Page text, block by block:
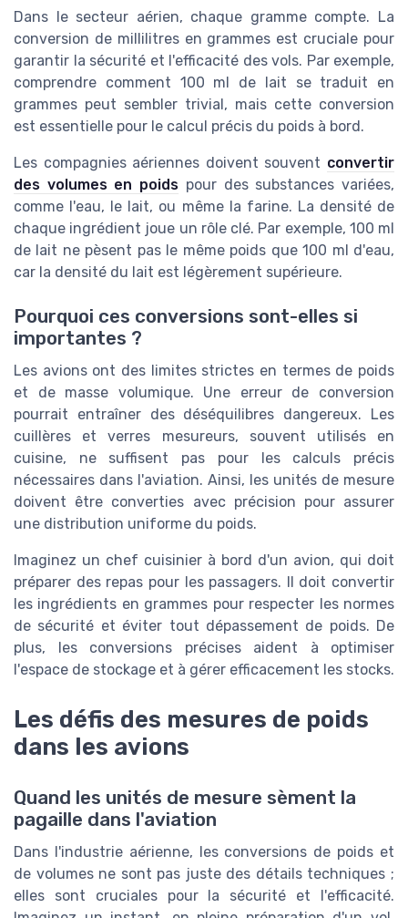
Dans le secteur aérien, chaque gramme compte. La
conversion de millilitres en grammes est cruciale pour
garantir la sécurité et l'efficacité des vols. Par exemple,
comprendre comment 100 ml de lait se traduit en
grammes peut sembler trivial, mais cette conversion
est essentielle pour le calcul précis du poids à bord.
Les compagnies aériennes doivent souvent convertir
des volumes en poids pour des substances variées,
comme l'eau, le lait, ou même la farine. La densité de
chaque ingrédient joue un rôle clé. Par exemple, 100 ml
de lait ne pèsent pas le même poids que 100 ml d'eau,
car la densité du lait est légèrement supérieure.
Pourquoi ces conversions sont-elles si
importantes ?
Les avions ont des limites strictes en termes de poids
et de masse volumique. Une erreur de conversion
pourrait entraîner des déséquilibres dangereux. Les
cuillères et verres mesureurs, souvent utilisés en
cuisine, ne suffisent pas pour les calculs précis
nécessaires dans l'aviation. Ainsi, les unités de mesure
doivent être converties avec précision pour assurer
une distribution uniforme du poids.
Imaginez un chef cuisinier à bord d'un avion, qui doit
préparer des repas pour les passagers. Il doit convertir
les ingrédients en grammes pour respecter les normes
de sécurité et éviter tout dépassement de poids. De
plus, les conversions précises aident à optimiser
l'espace de stockage et à gérer efficacement les stocks.
Les défis des mesures de poids
dans les avions
Quand les unités de mesure sèment la
pagaille dans l'aviation
Dans l'industrie aérienne, les conversions de poids et
de volumes ne sont pas juste des détails techniques ;
elles sont cruciales pour la sécurité et l'efficacité.